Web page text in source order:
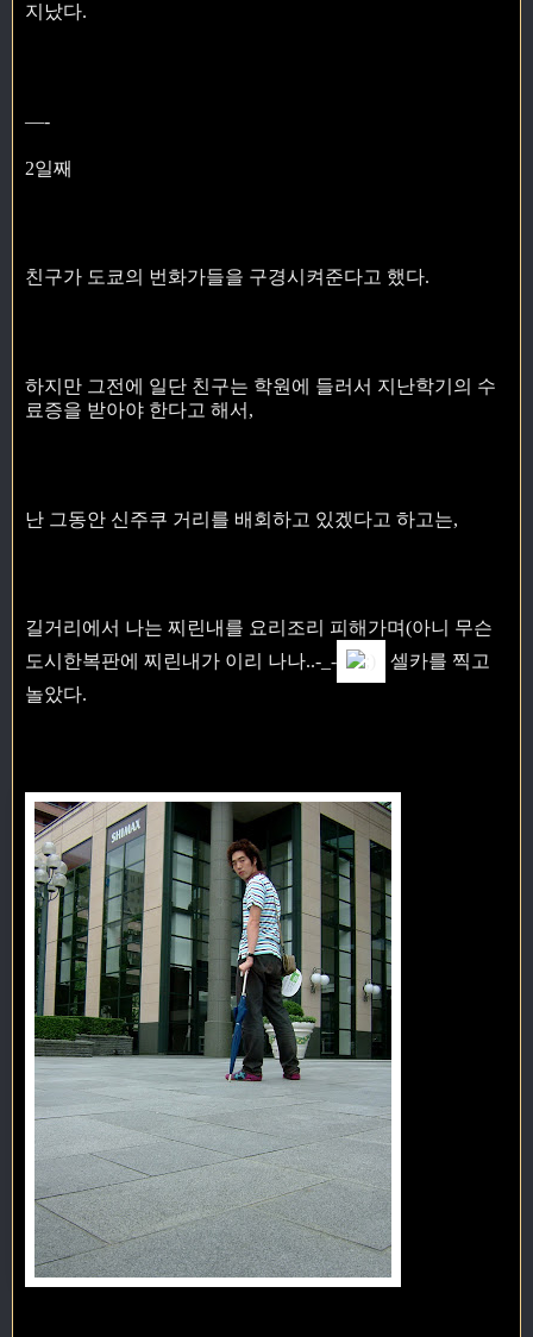
지났다.
—-
2일째
친구가 도쿄의 번화가들을 구경시켜준다고 했다.
하지만 그전에 일단 친구는 학원에 들러서 지난학기의 수
료증을 받아야 한다고 해서,
난 그동안 신주쿠 거리를 배회하고 있겠다고 하고는,
길거리에서 나는 찌린내를 요리조리 피해가며(아니 무슨
도시한복판에 찌린내가 이리 나나..-_-
셀카를 찍고
놀았다.